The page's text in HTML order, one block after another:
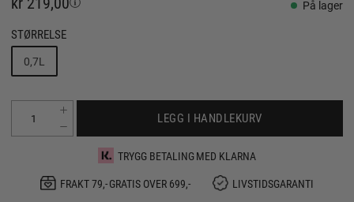
På lager
STØRRELSE
0,7L
LEGG I HANDLEKURV
TRYGG BETALING MED KLARNA
FRAKT 79,- GRATIS OVER 699,-
LIVSTIDSGARANTI